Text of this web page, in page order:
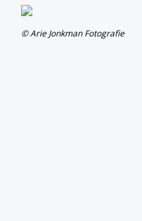
© Arie Jonkman Fotografie